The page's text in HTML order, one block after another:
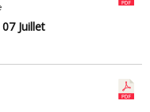
Juillet